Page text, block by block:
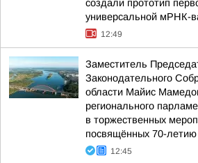
создали прототип
универсальной мРНК-
12:49
Заместитель
Законодательного
области Майис
регионального
в торжественных
посвящённых 70-летию
12:45